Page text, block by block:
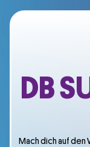
DB
Mach dich auf den